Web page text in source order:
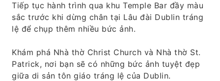
Tiếp tục hành trình qua khu Temple Bar đầy màu
sắc trước khi dừng chân tại Lâu đài Dublin tráng
lệ để chụp thêm nhiều bức ảnh.
Khám phá Nhà thờ Christ Church và Nhà thờ St.
Patrick, nơi bạn sẽ có những bức ảnh tuyệt đẹp
giữa di sản tôn giáo tráng lệ của Dublin.